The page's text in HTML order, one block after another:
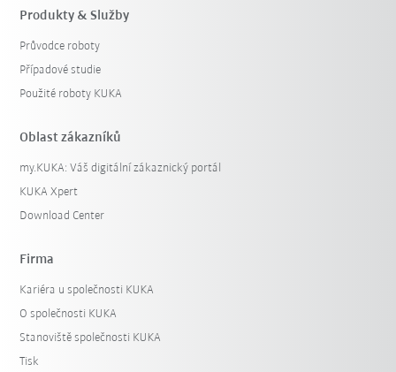
Produkty & Služby
Průvodce roboty
Případové studie
Použité roboty KUKA
Oblast zákazníků
my.KUKA: Váš digitální zákaznický portál
KUKA Xpert
Download Center
Firma
Kariéra u společnosti KUKA
O společnosti KUKA
Stanoviště společnosti KUKA
Tisk